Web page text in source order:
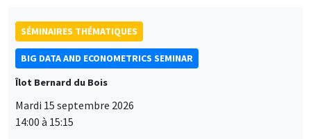
SÉMINAIRES THÉMATIQUES
BIG DATA AND ECONOMETRICS SEMINAR
Îlot Bernard du Bois
Mardi 15 septembre 2026
14:00 à 15:15